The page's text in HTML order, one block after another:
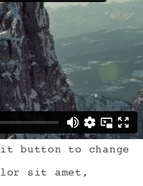
button to change
sit amet,